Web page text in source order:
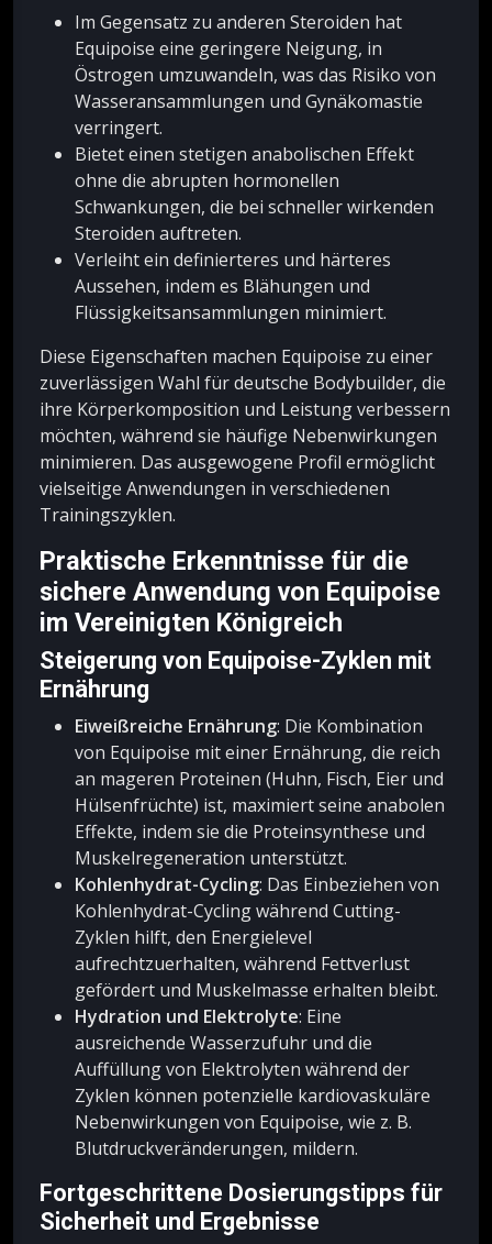
Im Gegensatz zu anderen Steroiden hat
Equipoise eine geringere Neigung, in
Östrogen umzuwandeln, was das Risiko von
Wasseransammlungen und Gynäkomastie
verringert.
Bietet einen stetigen anabolischen Effekt
ohne die abrupten hormonellen
Schwankungen, die bei schneller wirkenden
Steroiden auftreten.
Verleiht ein definierteres und härteres
Aussehen, indem es Blähungen und
Flüssigkeitsansammlungen minimiert.
Diese Eigenschaften machen Equipoise zu einer
zuverlässigen Wahl für deutsche Bodybuilder, die
ihre Körperkomposition und Leistung verbessern
möchten, während sie häufige Nebenwirkungen
minimieren. Das ausgewogene Profil ermöglicht
vielseitige Anwendungen in verschiedenen
Trainingszyklen.
Praktische Erkenntnisse für die
sichere Anwendung von Equipoise
im Vereinigten Königreich
Steigerung von Equipoise-Zyklen mit
Ernährung
Eiweißreiche Ernährung: Die Kombination
von Equipoise mit einer Ernährung, die reich
an mageren Proteinen (Huhn, Fisch, Eier und
Hülsenfrüchte) ist, maximiert seine anabolen
Effekte, indem sie die Proteinsynthese und
Muskelregeneration unterstützt.
Kohlenhydrat-Cycling: Das Einbeziehen von
Kohlenhydrat-Cycling während Cutting-
Zyklen hilft, den Energielevel
aufrechtzuerhalten, während Fettverlust
gefördert und Muskelmasse erhalten bleibt.
Hydration und Elektrolyte: Eine
ausreichende Wasserzufuhr und die
Auffüllung von Elektrolyten während der
Zyklen können potenzielle kardiovaskuläre
Nebenwirkungen von Equipoise, wie z. B.
Blutdruckveränderungen, mildern.
Fortgeschrittene Dosierungstipps für
Sicherheit und Ergebnisse